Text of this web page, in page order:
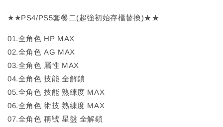
★★PS4/PS5套餐二(超強初始存檔替換)★★
01.全角色 HP MAX
02.全角色 AG MAX
03.全角色 屬性 MAX
04.全角色 技能 全解鎖
05.全角色 技能 熟練度 MAX
06.全角色 術技 熟練度 MAX
07.全角色 稱號 星盤 全解鎖